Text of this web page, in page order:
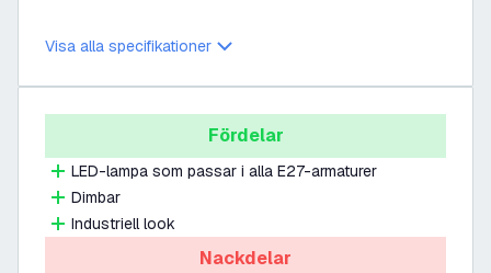
Visa alla specifikationer
Fördelar
LED-lampa som passar i alla E27-armaturer
Dimbar
Industriell look
Nackdelar